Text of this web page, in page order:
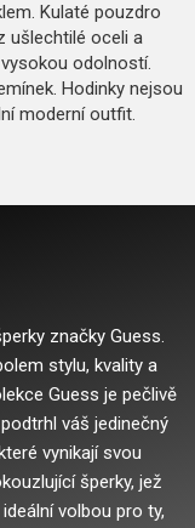
Kulaté pouzdro
ušlechtilé oceli a
odolností.
Hodinky nejsou
moderní outfit.
značky Guess.
stylu, kvality a
Guess je pečlivě
váš jedinečný
vynikají svou
šperky, jež
volbou pro ty,